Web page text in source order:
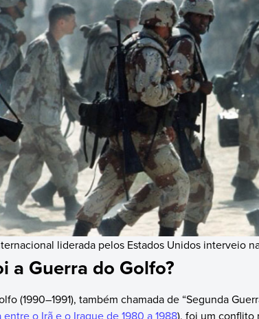
liderada pelos Estados Unidos interveio
a Guerra do Golfo?
(1990–1991), também chamada de “Segunda
entre o Irã e o Iraque de 1980 a 1988), foi um conflito